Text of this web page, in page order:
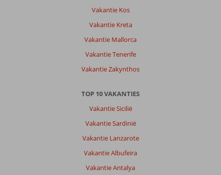
Vakantie Kos
Vakantie Kreta
Vakantie Mallorca
Vakantie Tenerife
Vakantie Zakynthos
TOP 10 VAKANTIES
Vakantie Sicilië
Vakantie Sardinië
Vakantie Lanzarote
Vakantie Albufeira
Vakantie Antalya